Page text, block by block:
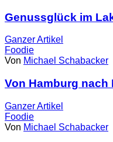
Genussglück im
GanzerArtikel
Foodie
Von Michael Schabacker
Von Hamburg nach
GanzerArtikel
Foodie
Von Michael Schabacker